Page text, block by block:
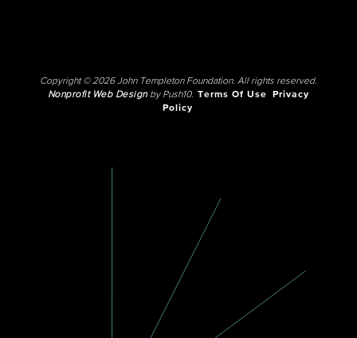
Copyright © 2026 John Templeton Foundation. All rights reserved.
Nonprofit Web Designby Push10. Terms Of Use
Privacy
Policy